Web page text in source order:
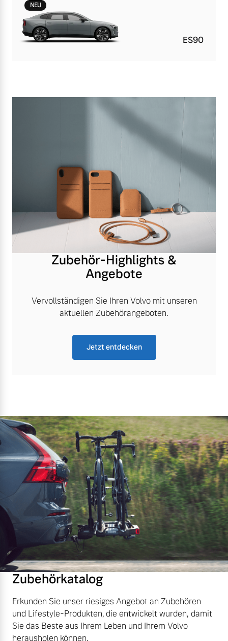
NEU
ES90
Zubehör-Highlights &
Angebote
Vervollständigen Sie Ihren Volvo mit unseren
aktuellen Zubehörangeboten.
Jetzt entdecken
Zubehörkatalog
Erkunden Sie unser riesiges Angebot an Zubehören
und Lifestyle-Produkten, die entwickelt wurden, damit
Sie das Beste aus Ihrem Leben und Ihrem Volvo
herausholen können.